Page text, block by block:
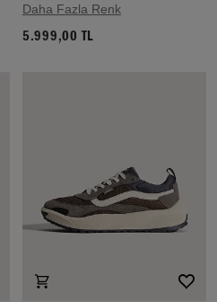
Daha Fazla Renk
5.999,00 TL